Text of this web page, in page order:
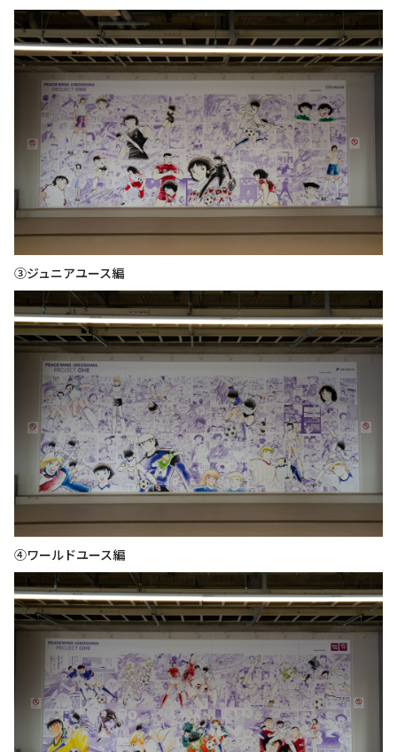
③ジュニアユース編
④ワールドユース編